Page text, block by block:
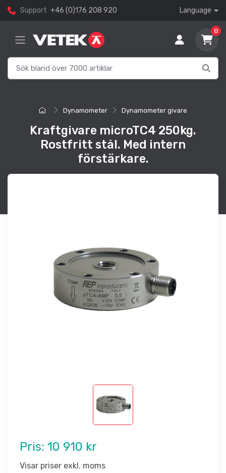
Support +46 (0)176 208 920 Language
0
Dynamometer Dynamometer givare
Kraftgivare microTC4 250kg.
Rostfritt stål. Med intern
förstärkare.
Pris: 10 910 kr
Visar priser exkl. moms